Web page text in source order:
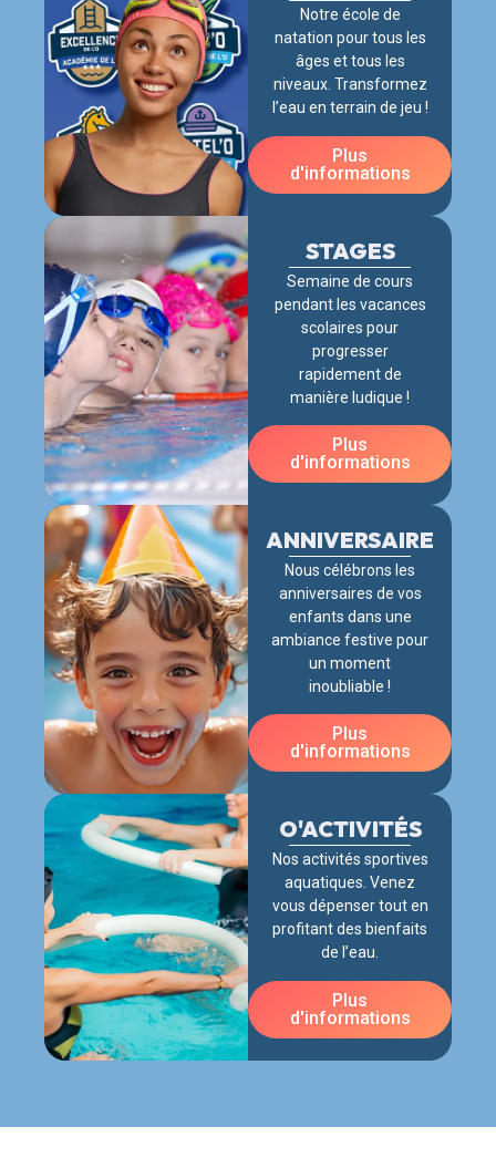
Notre école de
natation pour tous les
âges et tous les
niveaux. Transformez
l’eau en terrain de jeu !
Plus
d'informations
STAGES
Semaine de cours
pendant les vacances
scolaires pour
progresser
rapidement de
manière ludique !
Plus
d'informations
ANNIVERSAIRE
Nous célébrons les
anniversaires de vos
enfants dans une
ambiance festive pour
un moment
inoubliable !
Plus
d'informations
O'ACTIVITÉS
Nos activités sportives
aquatiques. Venez
vous dépenser tout en
profitant des bienfaits
de l’eau.
Plus
d'informations